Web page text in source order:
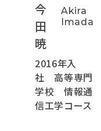
今
田
暁
Akira
Imada
2016年入
社 高等専門
学校 情報通
信工学コース